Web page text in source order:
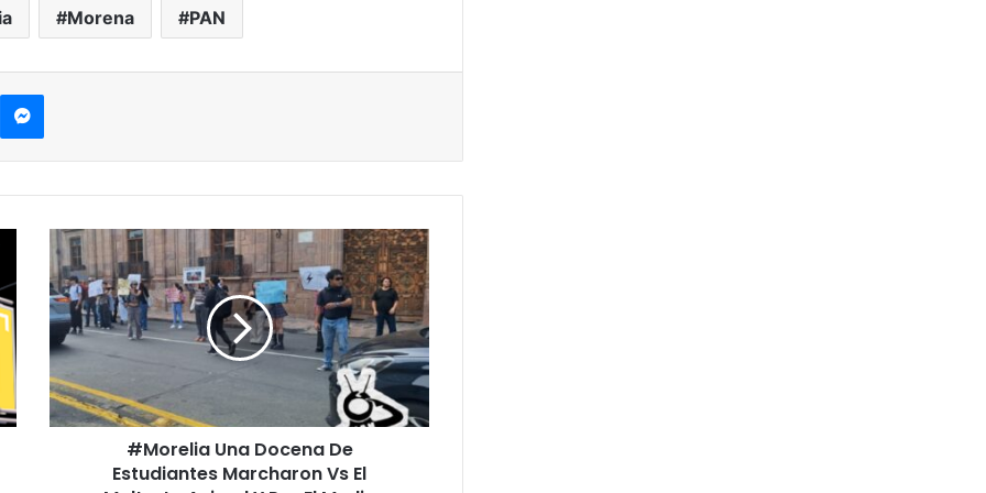
Morena PAN
Messenger
#Morelia
Una
Docena
De
Estudiantes
Marcharon
Vs
El
Maltrato
#Morelia Una Docena De
Estudiantes Marcharon Vs El